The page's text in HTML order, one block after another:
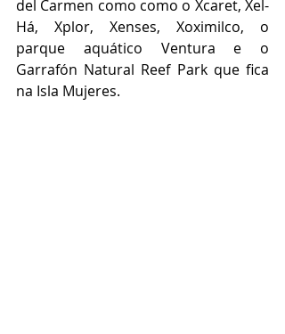
del Carmen como como o Xcaret, Xel-
Há, Xplor, Xenses, Xoximilco, o
parque aquático Ventura e o
Garrafón Natural Reef Park que fica
na Isla Mujeres.